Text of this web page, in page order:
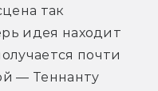
так
идея находит
почти
— Теннанту